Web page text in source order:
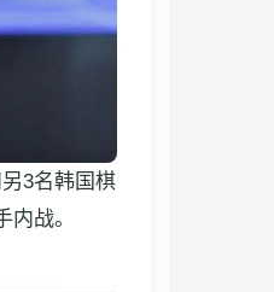
3名韩国棋
战。